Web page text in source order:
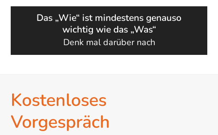
Das „Wie“ ist mindestens genauso
wichtig wie das „Was“
Denk mal darüber nach
Kostenloses
Vorgespräch